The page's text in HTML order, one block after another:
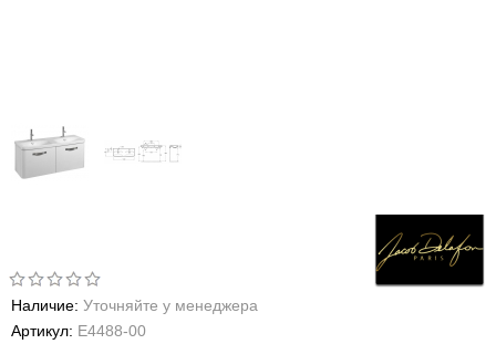
Наличие: Уточняйте у менеджера
Артикул: E4488-00